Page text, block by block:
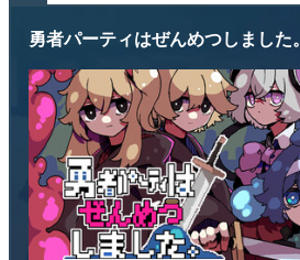
勇者パーティはぜんめつしました。